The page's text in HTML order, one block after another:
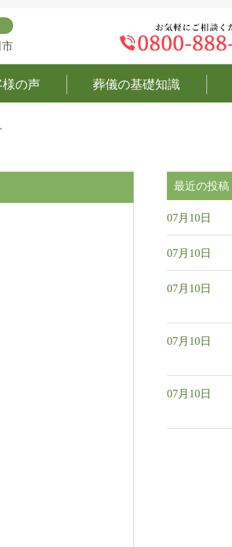
様の声 葬儀の基礎知識
最近の投稿
07月10日
07月10日
07月10日
07月10日
07月10日